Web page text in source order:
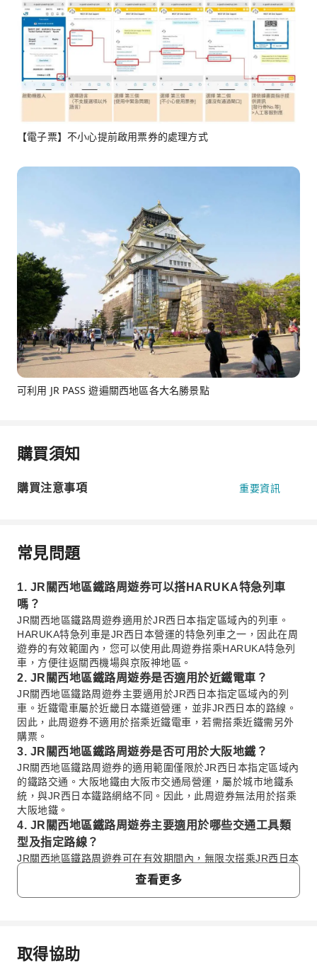
【電子票】不小心提前啟用票券的處理方式
可利用 JR PASS 遊遍關西地區各大名勝景點
購買須知
購買注意事項 重要資訊
常見問題
1. JR關西地區鐵路周遊券可以搭HARUKA特急列車
嗎？
JR關西地區鐵路周遊券適用於JR西日本指定區域內的列車。
HARUKA特急列車是JR西日本營運的特急列車之一，因此在周
遊券的有效範圍內，您可以使用此周遊券搭乘HARUKA特急列
車，方便往返關西機場與京阪神地區。
2. JR關西地區鐵路周遊券是否適用於近鐵電車？
JR關西地區鐵路周遊券主要適用於JR西日本指定區域內的列
車。近鐵電車屬於近畿日本鐵道營運，並非JR西日本的路線。
因此，此周遊券不適用於搭乘近鐵電車，若需搭乘近鐵需另外
購票。
3. JR關西地區鐵路周遊券是否可用於大阪地鐵？
JR關西地區鐵路周遊券的適用範圍僅限於JR西日本指定區域內
的鐵路交通。大阪地鐵由大阪市交通局營運，屬於城市地鐵系
統，與JR西日本鐵路網絡不同。因此，此周遊券無法用於搭乘
大阪地鐵。
4. JR關西地區鐵路周遊券主要適用於哪些交通工具類
型及指定路線？
JR關西地區鐵路周遊券可在有效期間內，無限次搭乘JR西日本
指定區域內的列車。這主要包含JR西日本所營運的普通列車、
快速列車和部分特急列車。周遊券適用於連接大阪、京都等關
西地區核心城市的JR西日本路線。
JR關西地區鐵路周遊券的適用範圍明確限定為JR西日本指定區
域內的列車。這表示周遊券不適用於JR西日本以外的其他鐵路
查看更多
常見問題
取得協助